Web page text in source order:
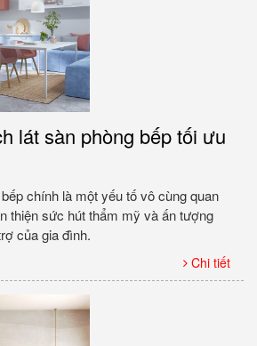
lát sàn phòng bếp tối ưu
chính là một yếu tố vô cùng quan
thiện sức hút thẩm mỹ và ấn tượng
của gia đình.
Chi tiết